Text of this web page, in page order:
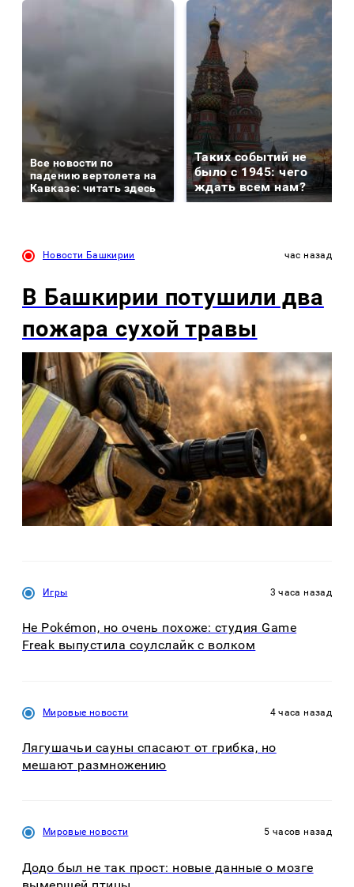
Все новости по
падению вертолета на
Кавказе: читать здесь
Таких событий не
было с 1945: чего
ждать всем нам?
Новости Башкирии час назад
В Башкирии потушили два
пожара сухой травы
Игры 3 часа назад
Не Pokémon, но очень похоже: студия Game
Freak выпустила соулслайк с волком
Мировые новости 4 часа назад
Лягушачьи сауны спасают от грибка, но
мешают размножению
Мировые новости 5 часов назад
Додо был не так прост: новые данные о мозге